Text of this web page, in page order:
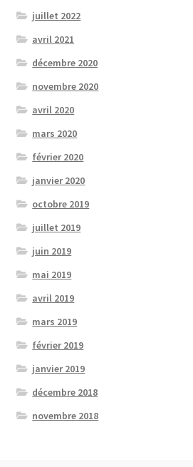
juillet 2022
avril 2021
décembre 2020
novembre 2020
avril 2020
mars 2020
février 2020
janvier 2020
octobre 2019
juillet 2019
juin 2019
mai 2019
avril 2019
mars 2019
février 2019
janvier 2019
décembre 2018
novembre 2018